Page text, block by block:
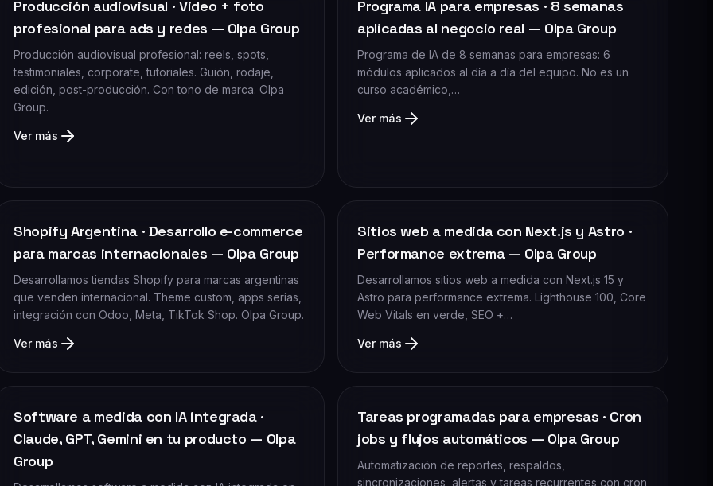
Producción audiovisual · Video + foto
profesional para ads y redes — Olpa Group
Producción audiovisual profesional: reels, spots,
testimoniales, corporate, tutoriales. Guión, rodaje,
edición, post-producción. Con tono de marca. Olpa
Group.
Ver más
Programa IA para empresas · 8 semanas
aplicadas al negocio real — Olpa Group
Programa de IA de 8 semanas para empresas: 6
módulos aplicados al día a día del equipo. No es un
curso académico,…
Ver más
Shopify Argentina · Desarrollo e-commerce
para marcas internacionales — Olpa Group
Desarrollamos tiendas Shopify para marcas argentinas
que venden internacional. Theme custom, apps serias,
integración con Odoo, Meta, TikTok Shop. Olpa Group.
Ver más
Sitios web a medida con Next.js y Astro ·
Performance extrema — Olpa Group
Desarrollamos sitios web a medida con Next.js 15 y
Astro para performance extrema. Lighthouse 100, Core
Web Vitals en verde, SEO +…
Ver más
Software a medida con IA integrada ·
Claude, GPT, Gemini en tu producto — Olpa
Group
Tareas programadas para empresas · Cron
jobs y flujos automáticos — Olpa Group
Automatización de reportes, respaldos,
sincronizaciones, alertas y tareas recurrentes con cron